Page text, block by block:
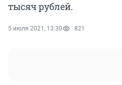
тысяч рублей.
5 июля 2021, 13:30 821